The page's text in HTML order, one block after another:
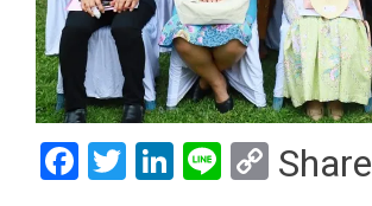
Facebook
Twitter
LinkedIn
LineCopy
Share